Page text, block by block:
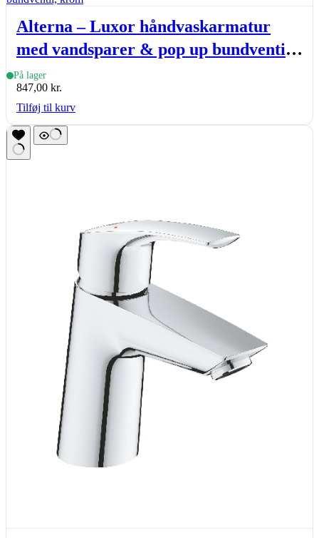
Alterna – Luxor håndvaskarmatur
med vandsparer & pop up bundventil,
krom
På lager
847,00 kr.
Tilføj til kurv